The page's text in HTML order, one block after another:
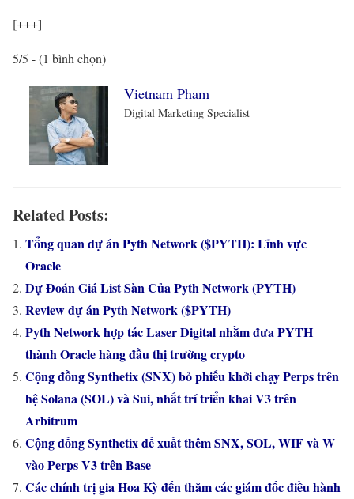
[+++]
5/5 - (1 bình chọn)
Vietnam Pham
Digital Marketing Specialist
Related Posts:
Tổng quan dự án Pyth Network ($PYTH): Lĩnh vực
Oracle
Dự Đoán Giá List Sàn Của Pyth Network (PYTH)
Review dự án Pyth Network ($PYTH)
Pyth Network hợp tác Laser Digital nhằm đưa PYTH
thành Oracle hàng đầu thị trường crypto
Cộng đồng Synthetix (SNX) bỏ phiếu khởi chạy Perps trên
hệ Solana (SOL) và Sui, nhất trí triển khai V3 trên
Arbitrum
Cộng đồng Synthetix đề xuất thêm SNX, SOL, WIF và W
vào Perps V3 trên Base
Các chính trị gia Hoa Kỳ đến thăm các giám đốc điều hành